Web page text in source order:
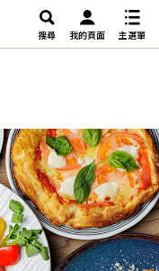
搜尋 我的頁面 主選單